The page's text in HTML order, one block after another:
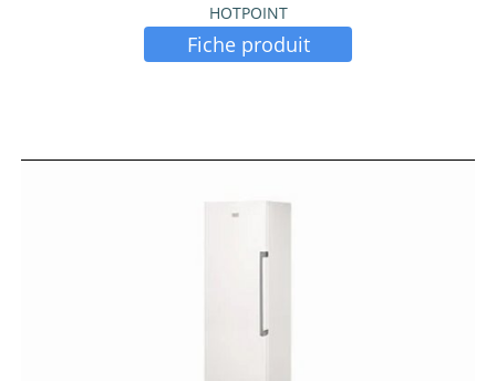
HOTPOINT
Fiche produit